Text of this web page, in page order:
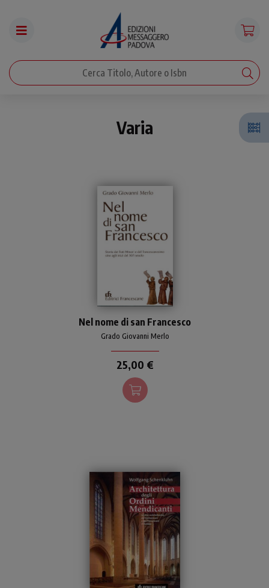
Varia
risultati migliori delle più
recenti ricerche sui primi tre
storia francescana.
Nel nome di san Francesco
Grado Giovanni Merlo
25,00 €